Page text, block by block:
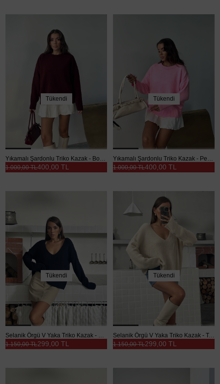
Tükendi
Yıkamalı Şardonlu Triko Kazak - Bordo
400,00 TL
1.000,00 TL
Tükendi
Yıkamalı Şardonlu Triko Kazak - Pembe
400,00 TL
1.000,00 TL
Tükendi
Selanik Örgü V Yaka Triko Kazak - Lacivert
299,00 TL
1.150,00 TL
Tükendi
Selanik Örgü V Yaka Triko Kazak - Taş
299,00 TL
1.150,00 TL